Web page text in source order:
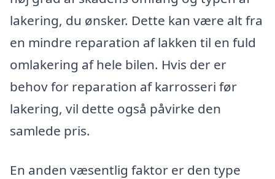
lakering, du ønsker. Dette kan være alt fra
en mindre reparation af lakken til en fuld
omlakering af hele bilen. Hvis der er
behov for reparation af karrosseri før
lakering, vil dette også påvirke den
samlede pris.
En anden væsentlig faktor er den type